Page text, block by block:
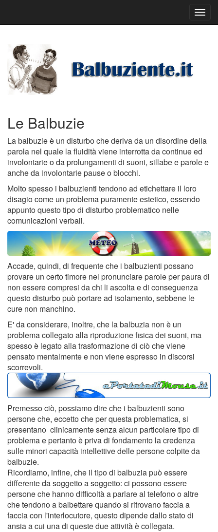
Le Balbuzie
La balbuzie è un disturbo che deriva da un disordine della
parola nel quale la fluidità viene interrotta da continue ed
involontarie o da prolungamenti di suoni, sillabe e parole e
anche da involontarie pause o blocchi.
Molto spesso i balbuzienti tendono ad etichettare il loro
disagio come un problema puramente estetico, essendo
appunto questo tipo di disturbo problematico nelle
comunicazioni verbali.
Accade, quindi, di frequente che i balbuzienti possano
provare un certo timore nel pronunciare parole per paura di
non essere compresi da chi li ascolta e di conseguenza
questo disturbo può portare ad isolamento, sebbene le
cure non manchino.
E' da considerare, inoltre, che la balbuzia non è un
problema collegato alla riproduzione fisica dei suoni, ma
spesso è legato alla trasformazione di ciò che viene
pensato mentalmente e non viene espresso in discorsi
scorrevoli.
Premesso ciò, possiamo dire che i balbuzienti sono
persone che, eccetto che per questa problematica, si
presentano clinicamente senza alcun particolare tipo di
problema e pertanto è priva di fondamento la credenza
sulle minori capacità intellettive delle persone colpite da
balbuzie.
Ricordiamo, infine, che il tipo di balbuzia può essere
differente da soggetto a soggetto: ci possono essere
persone che hanno difficoltà a parlare al telefono o altre
che tendono a balbettare quando si ritrovano faccia a
faccia con l'interlocutore, questo dipende dallo stato di
ansia a cui una di queste due attività è collegata.